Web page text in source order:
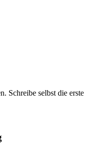
Schreibe selbst die erste